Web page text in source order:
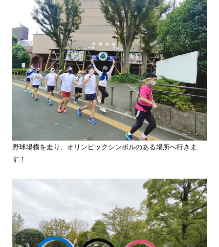
野球場横を走り、オリンピックシンボルのある場所へ行きま
す！